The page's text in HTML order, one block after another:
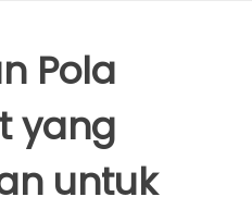
Pola
yang
untuk